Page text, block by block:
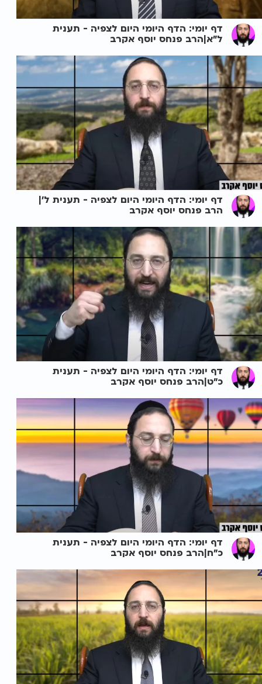
דף יומי: הדף היומי היום לצפיה - תענית
ל"א|הרב פנחס יוסף אקרב
דף יומי: הדף היומי היום לצפיה - תענית ל'|
הרב פנחס יוסף אקרב
דף יומי: הדף היומי היום לצפיה - תענית
כ"ט|הרב פנחס יוסף אקרב
דף יומי: הדף היומי היום לצפיה - תענית
כ"ח|הרב פנחס יוסף אקרב